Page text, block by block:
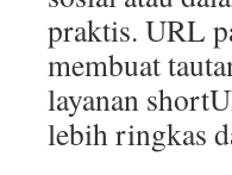
praktis. URL
membuat
layanan
lebih ringkas